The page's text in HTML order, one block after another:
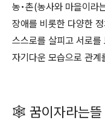
농•촌(농사와 마을이라
장애를 비롯한 다양한
스스로를 살피고 서로를
자기다운 모습으로 관
🕸 꿈이자라는뜰